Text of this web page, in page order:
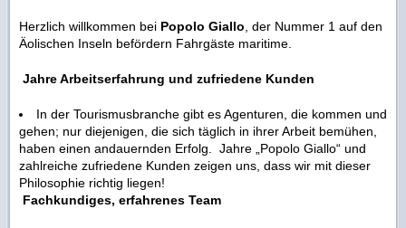
Herzlich willkommen bei Popolo Giallo , der Nummer 1 auf den
Äolischen Inseln befördern Fahrgäste maritime.
Jahre Arbeitserfahrung und zufriedene Kunden
In der Tourismusbranche gibt es Agenturen, die kommen und
gehen; nur diejenigen, die sich täglich in ihrer Arbeit bemühen,
haben einen andauernden Erfolg. Jahre „Popolo Giallo“ und
zahlreiche zufriedene Kunden zeigen uns, dass wir mit dieser
Philosophie richtig liegen!
Fachkundiges, erfahrenes Team